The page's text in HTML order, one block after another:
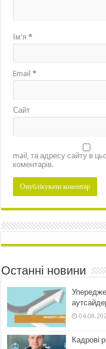
Ім'я*
Email*
Сайт
mail, та адресу сайту в
коментарів.
Останні новини
Кадрові